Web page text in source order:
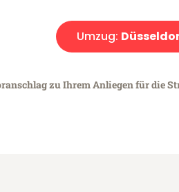
Umzug:
zu Ihrem Anliegen für die